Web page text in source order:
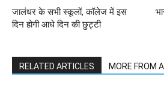
जालंधर के सभी स्कूलों, कॉलेज में इस
दिन होगी आधे दिन की छुट्टी
RELATED ARTICLES MORE FROM